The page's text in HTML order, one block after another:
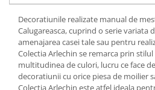
Decoratiunile realizate manual de
Calugareasca, cuprind o serie variata
amenajarea casei tale sau pentru
Colectia Arlechin se remarca prin
multitudinea de culori, lucru ce face
decoratiunii cu orice piesa de moilier
Colectia Arlechin este atfel ideala